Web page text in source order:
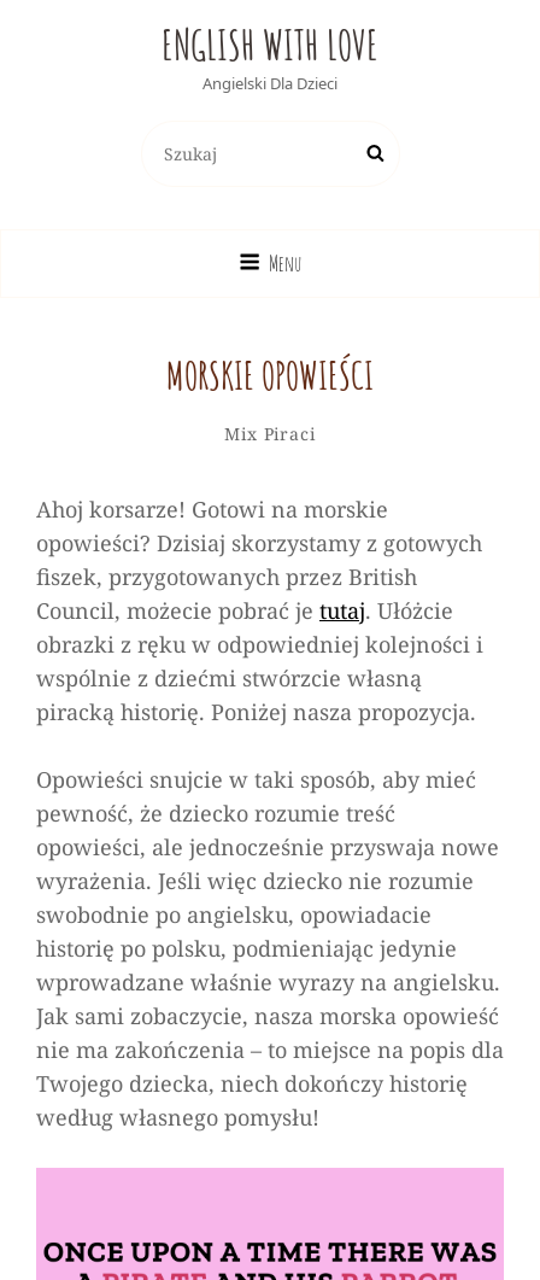
ENGLISH WITH LOVE
Angielski Dla Dzieci
for:
Search
Menu
MORSKIE OPOWIEŚCI
Categories
Mix Piraci
comment
on
Morskie
opowieści
Ahoj korsarze! Gotowi na morskie
opowieści? Dzisiaj skorzystamy z gotowych
fiszek, przygotowanych przez British
Council, możecie pobrać je tutaj. Ułóżcie
obrazki z ręku w odpowiedniej kolejności i
wspólnie z dziećmi stwórzcie własną
piracką historię. Poniżej nasza propozycja.
Opowieści snujcie w taki sposób, aby mieć
pewność, że dziecko rozumie treść
opowieści, ale jednocześnie przyswaja nowe
wyrażenia. Jeśli więc dziecko nie rozumie
swobodnie po angielsku, opowiadacie
historię po polsku, podmieniając jedynie
wprowadzane właśnie wyrazy na angielsku.
Jak sami zobaczycie, nasza morska opowieść
nie ma zakończenia – to miejsce na popis dla
Twojego dziecka, niech dokończy historię
według własnego pomysłu!